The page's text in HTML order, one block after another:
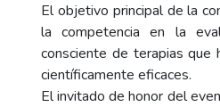
El objetivo principal de la
la competencia en la
consciente de terapias que
científicamente eficaces.
El invitado de honor del